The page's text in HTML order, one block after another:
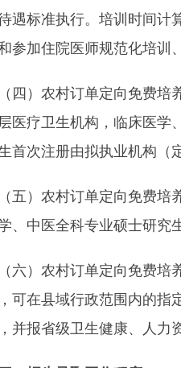
遇标准执行。培训时间计
参加住院医师规范化培训
）农村订单定向免费培养
医疗卫生机构，临床医学
首次注册由拟执业机构（
）农村订单定向免费培养
、中医全科专业硕士研究
）农村订单定向免费培养
可在县域行政范围内的指
并报省级卫生健康、人力